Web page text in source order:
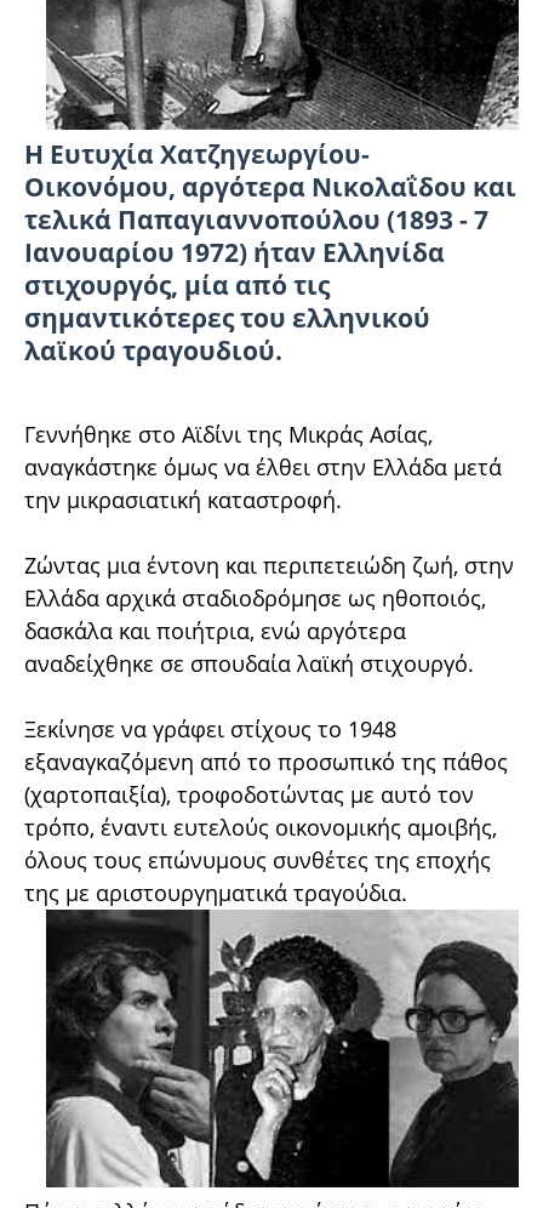
Η Ευτυχία Χατζηγεωργίου-
Οικονόμου, αργότερα Νικολαΐδου και
τελικά Παπαγιαννοπούλου (1893 - 7
Ιανουαρίου 1972) ήταν Ελληνίδα
στιχουργός, μία από τις
σημαντικότερες του ελληνικού
λαϊκού τραγουδιού.
Γεννήθηκε στο Αϊδίνι της Μικράς Ασίας,
αναγκάστηκε όμως να έλθει στην Ελλάδα μετά
την μικρασιατική καταστροφή.
Ζώντας μια έντονη και περιπετειώδη ζωή, στην
Ελλάδα αρχικά σταδιοδρόμησε ως ηθοποιός,
δασκάλα και ποιήτρια, ενώ αργότερα
αναδείχθηκε σε σπουδαία λαϊκή στιχουργό.
Ξεκίνησε να γράφει στίχους το 1948
εξαναγκαζόμενη από το προσωπικό της πάθος
(χαρτοπαιξία), τροφοδοτώντας με αυτό τον
τρόπο, έναντι ευτελούς οικονομικής αμοιβής,
όλους τους επώνυμους συνθέτες της εποχής
της με αριστουργηματικά τραγούδια.